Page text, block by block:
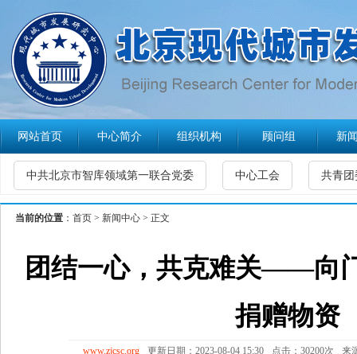
网站首页 中心简介 组织机构 顾问组 新
中共北京市智库领域第一联合党委 中心工会 共青
当前的位置 ： 首页 > 新闻中心 > 正文
团结一心，共克难关——向
捐赠物资
www.zjcsc.org 更新日期：2023-08-04 15:30 点击：30200次 来